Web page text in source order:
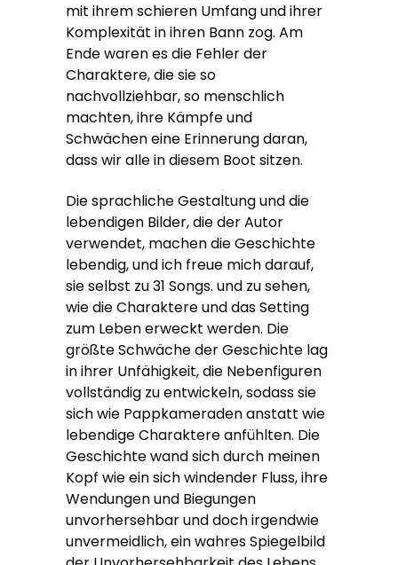
mit ihrem schieren Umfang und ihrer
Komplexität in ihren Bann zog. Am
Ende waren es die Fehler der
Charaktere, die sie so
nachvollziehbar, so menschlich
machten, ihre Kämpfe und
Schwächen eine Erinnerung daran,
dass wir alle in diesem Boot sitzen.
Die sprachliche Gestaltung und die
lebendigen Bilder, die der Autor
verwendet, machen die Geschichte
lebendig, und ich freue mich darauf,
sie selbst zu 31 Songs. und zu sehen,
wie die Charaktere und das Setting
zum Leben erweckt werden. Die
größte Schwäche der Geschichte lag
in ihrer Unfähigkeit, die Nebenfiguren
vollständig zu entwickeln, sodass sie
sich wie Pappkameraden anstatt wie
lebendige Charaktere anfühlten. Die
Geschichte wand sich durch meinen
Kopf wie ein sich windender Fluss, ihre
Wendungen und Biegungen
unvorhersehbar und doch irgendwie
unvermeidlich, ein wahres Spiegelbild